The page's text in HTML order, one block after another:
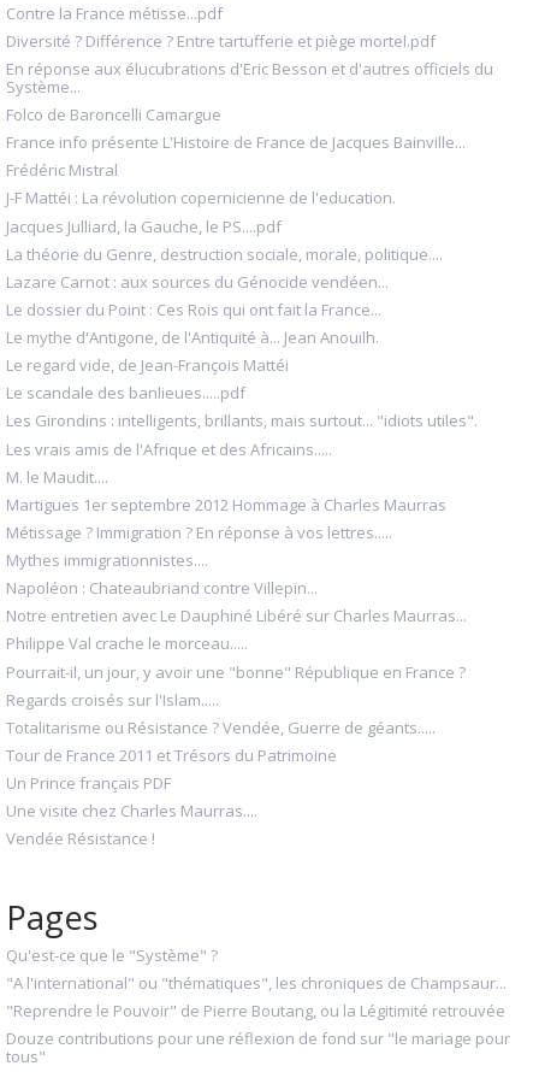
Contre la France métisse...pdf
Diversité ? Différence ? Entre tartufferie et piège mortel.pdf
En réponse aux élucubrations d'Eric Besson et d'autres officiels du
Système...
Folco de Baroncelli Camargue
France info présente L'Histoire de France de Jacques Bainville...
Frédéric Mistral
J-F Mattéi : La révolution copernicienne de l'education.
Jacques Julliard, la Gauche, le PS....pdf
La théorie du Genre, destruction sociale, morale, politique....
Lazare Carnot : aux sources du Génocide vendéen...
Le dossier du Point : Ces Rois qui ont fait la France...
Le mythe d'Antigone, de l'Antiquité à... Jean Anouilh.
Le regard vide, de Jean-François Mattéi
Le scandale des banlieues.....pdf
Les Girondins : intelligents, brillants, mais surtout... "idiots utiles".
Les vrais amis de l'Afrique et des Africains.....
M. le Maudit....
Martigues 1er septembre 2012 Hommage à Charles Maurras
Métissage ? Immigration ? En réponse à vos lettres.....
Mythes immigrationnistes....
Napoléon : Chateaubriand contre Villepin...
Notre entretien avec Le Dauphiné Libéré sur Charles Maurras...
Philippe Val crache le morceau.....
Pourrait-il, un jour, y avoir une "bonne" République en France ?
Regards croisés sur l'Islam.....
Totalitarisme ou Résistance ? Vendée, Guerre de géants.....
Tour de France 2011 et Trésors du Patrimoine
Un Prince français PDF
Une visite chez Charles Maurras....
Vendée Résistance !
Pages
Qu'est-ce que le "Système" ?
"A l'international" ou "thématiques", les chroniques de Champsaur...
"Reprendre le Pouvoir" de Pierre Boutang, ou la Légitimité retrouvée
Douze contributions pour une réflexion de fond sur "le mariage pour
tous"